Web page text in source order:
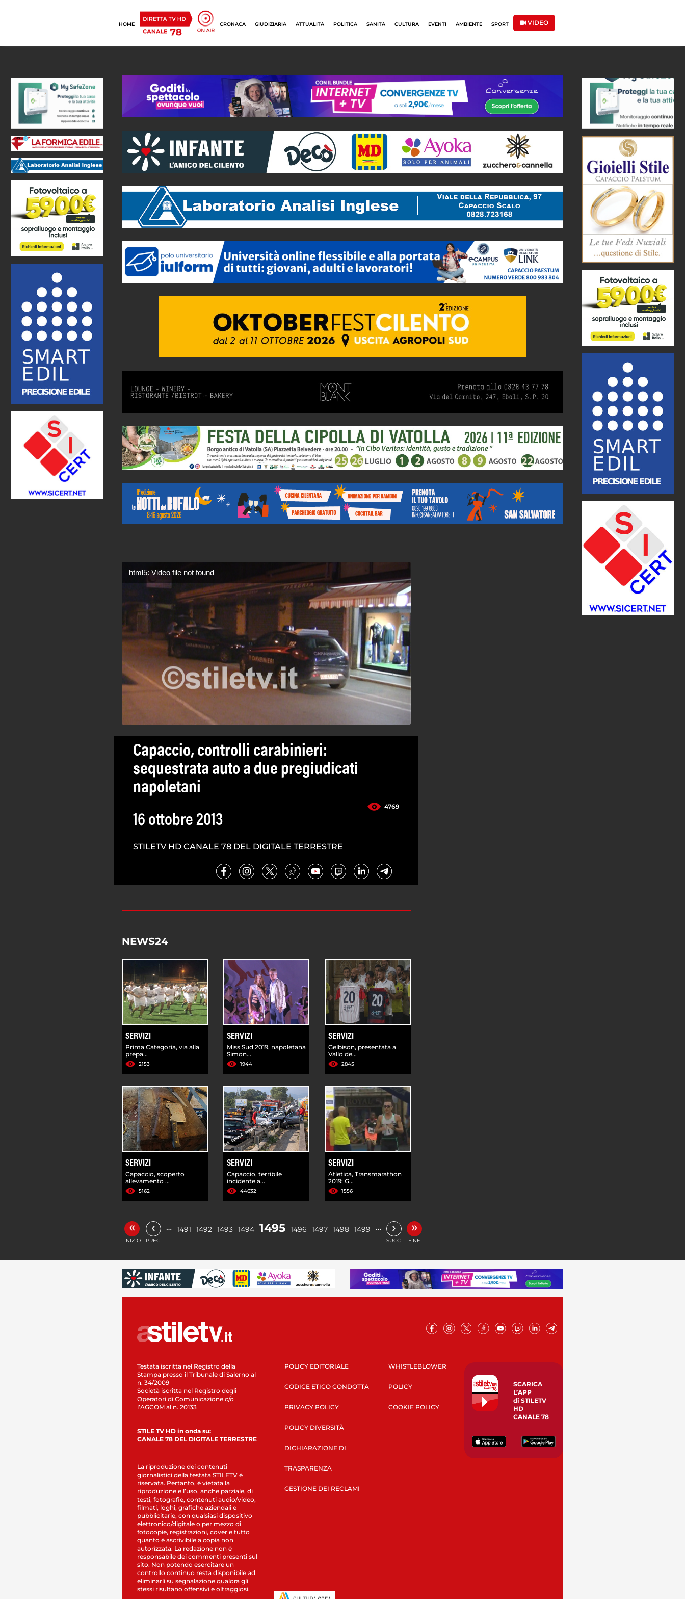
HOME CRONACA GIUDIZIARIA ATTUALITÀ POLITICA SANITÀ CULTURA EVENTI AMBIENTE SPORT VIDEO
html5: Video file not found
Capaccio, controlli carabinieri:
sequestrata auto a due pregiudicati
napoletani
4769
16 ottobre 2013
STILETV HD CANALE 78 DEL DIGITALE TERRESTRE
NEWS24
SERVIZI
Prima Categoria, via alla
prepa...
2153
SERVIZI
Miss Sud 2019, napoletana
Simon...
1944
SERVIZI
Gelbison, presentata a
Vallo de...
2845
SERVIZI
Capaccio, scoperto
allevamento ...
5162
SERVIZI
Capaccio, terribile
incidente a...
44632
SERVIZI
Atletica, Transmarathon
2019: G...
1556
«
INIZIO
‹
PREC.
… 1491 1492 1493 1494 1495 1496 1497 1498 1499 … ›
SUCC.
»
FINE
Testata iscritta nel Registro della
Stampa presso il Tribunale di Salerno al
n. 34/2009
Società iscritta nel Registro degli
Operatori di Comunicazione c/o
l’AGCOM al n. 20133
STILE TV HD in onda su:
CANALE 78 DEL DIGITALE TERRESTRE
La riproduzione dei contenuti
giornalistici della testata STILETV è
riservata. Pertanto, è vietata la
riproduzione e l’uso, anche parziale, di
testi, fotografie, contenuti audio/video,
filmati, loghi, grafiche aziendali e
pubblicitarie, con qualsiasi dispositivo
elettronico/digitale o per mezzo di
fotocopie, registrazioni, cover e tutto
quanto è ascrivibile a copia non
autorizzata. La redazione non è
responsabile dei commenti presenti sul
sito. Non potendo esercitare un
controllo continuo resta disponibile ad
eliminarli su segnalazione qualora gli
stessi risultano offensivi e oltraggiosi.
POLICY EDITORIALE
CODICE ETICO CONDOTTA
PRIVACY POLICY
POLICY DIVERSITÀ
DICHIARAZIONE DI
TRASPARENZA
GESTIONE DEI RECLAMI
WHISTLEBLOWER
POLICY
COOKIE POLICY
SCARICA
L’APP
di STILETV
HD
CANALE 78